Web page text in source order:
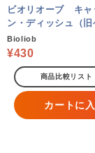
ビオリオーブ キ
ン・ディッシュ（旧
Bioliob
¥430
商品比較リスト
カートに